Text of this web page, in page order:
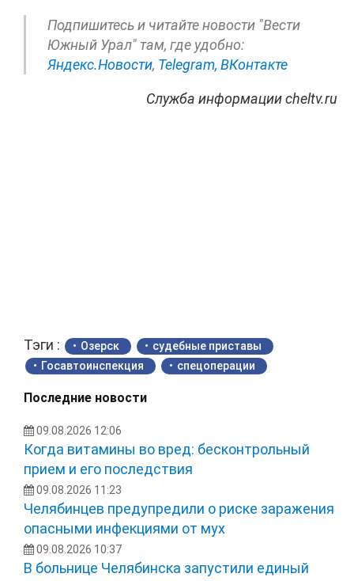
Подпишитесь и читайте новости "Вести
Южный Урал" там, где удобно:
Яндекс.Новости, Telegram, ВКонтакте
Служба информации cheltv.ru
Тэги : Озерск
судебные приставы
Госавтоинспекция
спецоперации
Последние новости
09.08.2026 12:06
Когда витамины во вред: бесконтрольный
прием и его последствия
09.08.2026 11:23
Челябинцев предупредили о риске заражения
опасными инфекциями от мух
09.08.2026 10:37
В больнице Челябинска запустили единый